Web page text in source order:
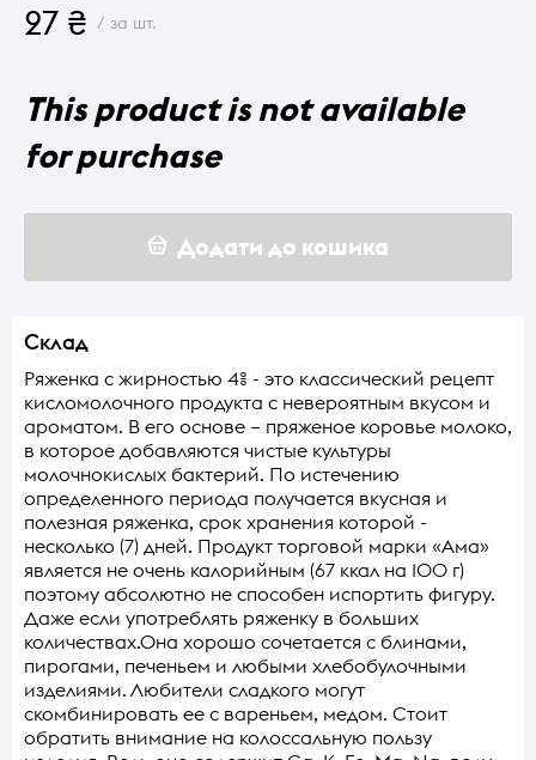
27 ₴ / за шт.
This product is not available
for purchase
Додати до кошика
Склад
Ряженка с жирностью 4% - это классический рецепт
кисломолочного продукта с невероятным вкусом и
ароматом. В его основе – пряженое коровье молоко,
в которое добавляются чистые культуры
молочнокислых бактерий. По истечению
определенного периода получается вкусная и
полезная ряженка, срок хранения которой -
несколько (7) дней. Продукт торговой марки «Ама»
является не очень калорийным (67 ккал на 100 г)
поэтому абсолютно не способен испортить фигуру.
Даже если употреблять ряженку в больших
количествах.Она хорошо сочетается с блинами,
пирогами, печеньем и любыми хлебобулочными
изделиями. Любители сладкого могут
скомбинировать ее с вареньем, медом. Стоит
обратить внимание на колоссальную пользу